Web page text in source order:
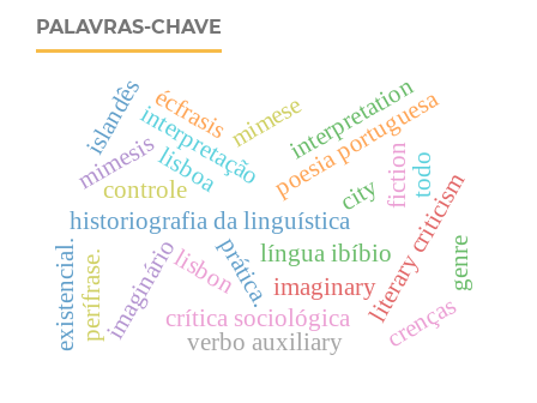
PALAVRAS-CHAVE
historiografia da linguística
interpretação
lisbon
city
imaginary
poesia portuguesa
lisboa
imaginário
interpretation
mimesis fiction
literary criticism
mimese
écfrasis
crítica sociológica
prática.
crenças
genre
perífrase.
todo
existencial.
islandês
controle
língua ibíbio
verbo auxiliary